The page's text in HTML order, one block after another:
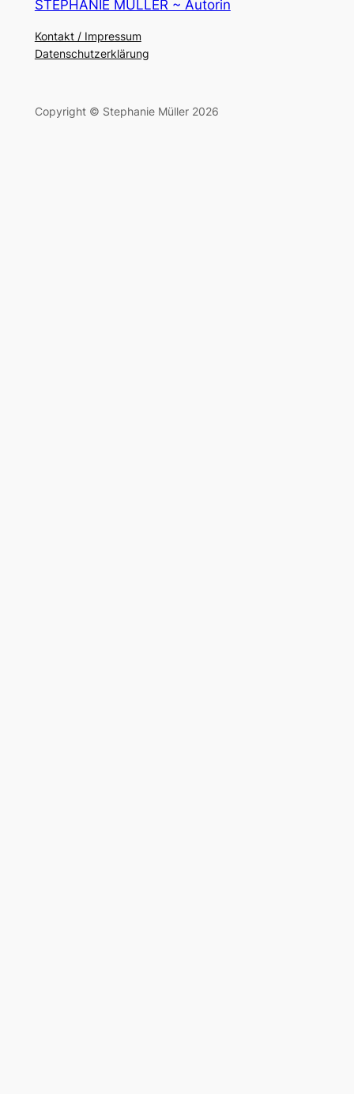
STEPHANIE MÜLLER ~ Autorin
Kontakt / Impressum
Datenschutzerklärung
Copyright © Stephanie Müller 2026